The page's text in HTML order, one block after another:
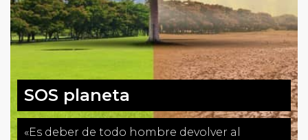
SOS planeta
«Es deber de todo hombre devolver al